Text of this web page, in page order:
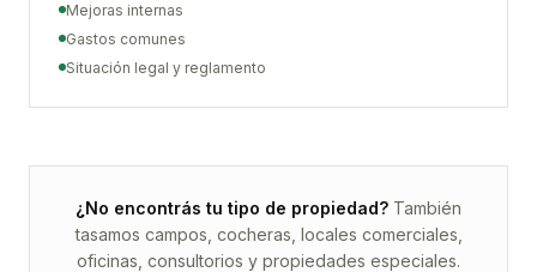
Mejoras internas
Gastos comunes
Situación legal y reglamento
¿No encontrás tu tipo de propiedad? También
tasamos campos, cocheras, locales comerciales,
oficinas, consultorios y propiedades especiales.